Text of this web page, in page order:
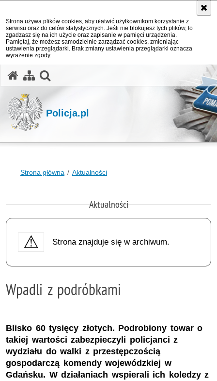
Strona używa plików cookies, aby ułatwić użytkownikom korzystanie z
serwisu oraz do celów statystycznych. Jeśli nie blokujesz tych plików, to
zgadzasz się na ich użycie oraz zapisanie w pamięci urządzenia.
Pamiętaj, że możesz samodzielnie zarządzać cookies, zmieniając
ustawienia przeglądarki. Brak zmiany ustawienia przeglądarki oznacza
wyrażenie zgody.
Policja.pl
Strona główna Aktualności
Aktualności
Strona znajduje się w archiwum.
Wpadli z podróbkami
Blisko 60 tysięcy złotych. Podrobiony towar o
takiej wartości zabezpieczyli policjanci z
wydziału do walki z przestępczością
gospodarczą komendy wojewódzkiej w
Gdańsku. W działaniach wspierali ich koledzy z